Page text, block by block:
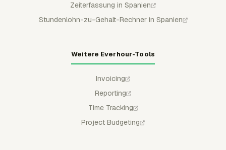
Zeiterfassung in Spanien
Stundenlohn-zu-Gehalt-Rechner in Spanien
Weitere Everhour-Tools
Invoicing
Reporting
Time Tracking
Project Budgeting